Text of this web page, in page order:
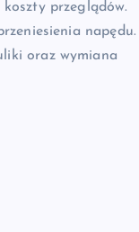
przeglądów.
napędu.
oraz wymiana